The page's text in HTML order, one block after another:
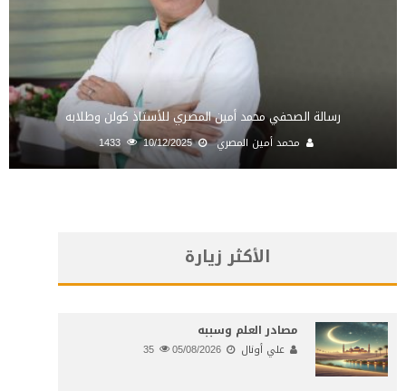
رسالة الصحفي محمد أمين المصري للأستاذ كولن وطلابه
محمد أمين المصري 10/12/2025
1433
الأكثر زيارة
مصادر العلم وسببه
علي أونال 05/08/2026